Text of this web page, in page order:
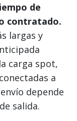
de
contratado.
largas y
carga spot,
a
depende
salida.